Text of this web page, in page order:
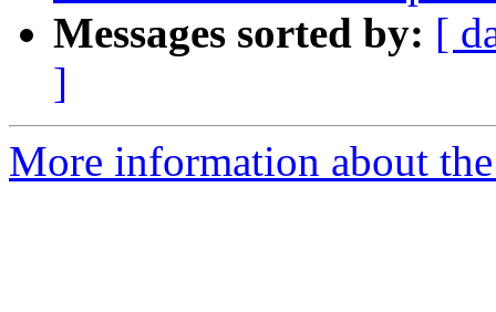
Messages sorted by: [
]
More information about